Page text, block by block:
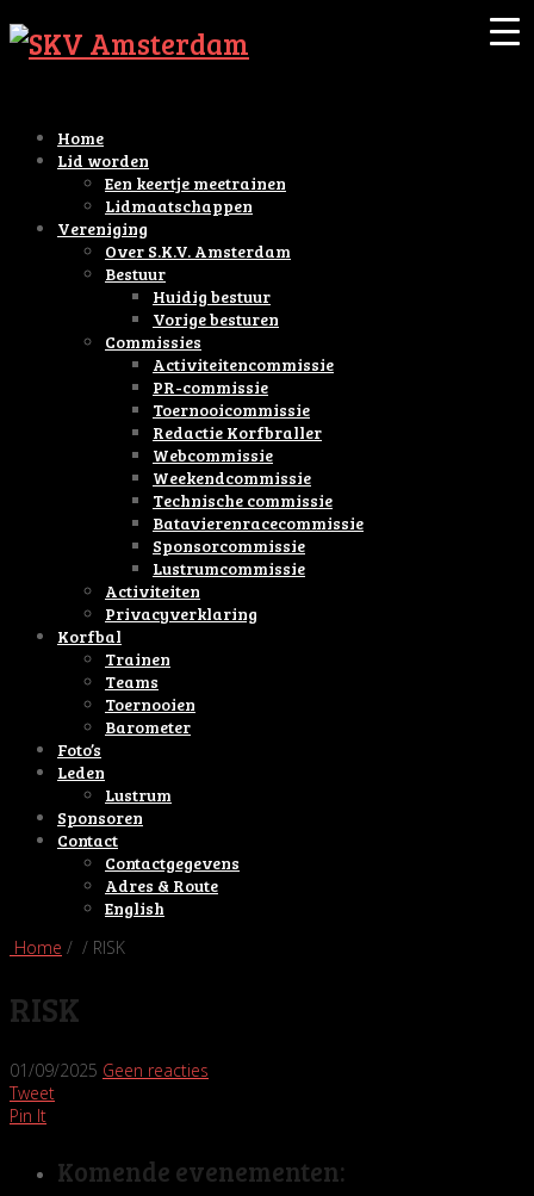
Home
Lid worden
Een keertje meetrainen
Lidmaatschappen
Vereniging
Over S.K.V. Amsterdam
Bestuur
Huidig bestuur
Vorige besturen
Commissies
Activiteitencommissie
PR-commissie
Toernooicommissie
Redactie Korfbraller
Webcommissie
Weekendcommissie
Technische commissie
Batavierenracecommissie
Sponsorcommissie
Lustrumcommissie
Activiteiten
Privacyverklaring
Korfbal
Trainen
Teams
Toernooien
Barometer
Foto’s
Leden
Lustrum
Sponsoren
Contact
Contactgegevens
Adres & Route
English
Home / / RISK
RISK
01/09/2025 Geen reacties
Tweet
Pin It
Komende evenementen: